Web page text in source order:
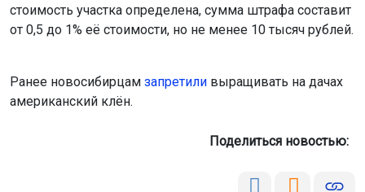
стоимость участка определена, сумма штрафа составит
от 0,5 до 1% её стоимости, но не менее 10 тысяч рублей.
Ранее новосибирцам запретили выращивать на дачах
американский клён.
Поделиться новостью: